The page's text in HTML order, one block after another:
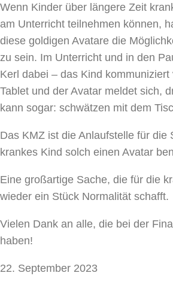
Wenn Kinder über längere Zeit
am Unterricht teilnehmen können,
diese goldigen Avatare die
zu sein. Im Unterricht und in den
Kerl dabei – das Kind kommuniziert
Tablet und der Avatar meldet sich,
kann sogar: schwätzen mit dem
Das KMZ ist die Anlaufstelle für die
krankes Kind solch einen Avatar
Eine großartige Sache, die für die
wieder ein Stück Normalität schafft.
Vielen Dank an alle, die bei der
haben!
22. September 2023